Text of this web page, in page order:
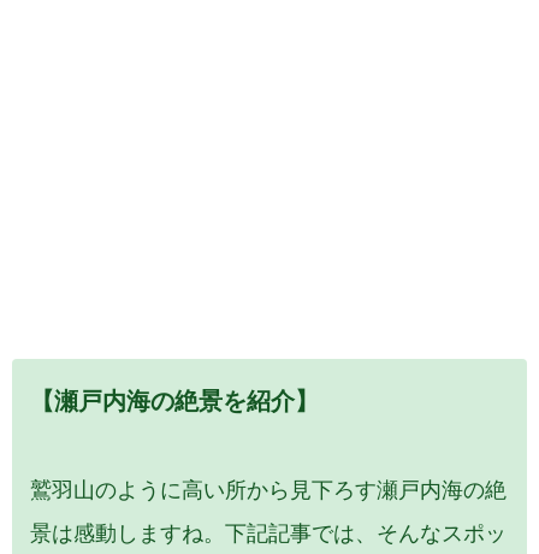
【瀬戸内海の絶景を紹介】
鷲羽山のように高い所から見下ろす瀬戸内海の絶
景は感動しますね。下記記事では、そんなスポッ